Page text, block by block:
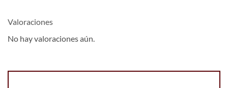
Valoraciones
No hay valoraciones aún.